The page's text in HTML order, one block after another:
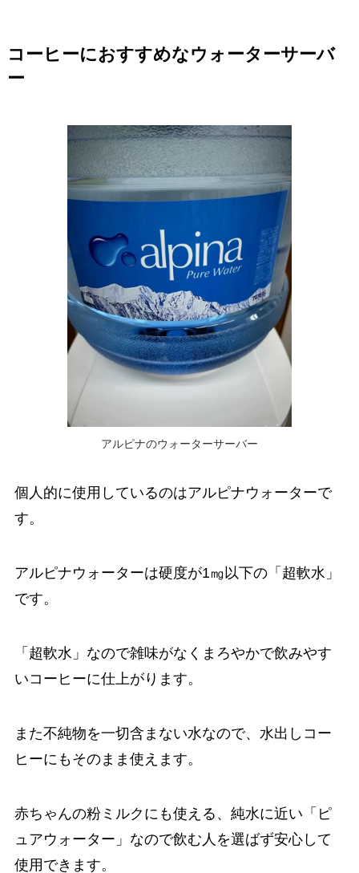
コーヒーにおすすめなウォーターサーバ
ー
アルピナのウォーターサーバー
個人的に使用しているのはアルピナウォーターで
す。
アルピナウォーターは硬度が1㎎以下の「超軟水」
です。
「超軟水」なので雑味がなくまろやかで飲みやす
いコーヒーに仕上がります。
また不純物を一切含まない水なので、水出しコー
ヒーにもそのまま使えます。
赤ちゃんの粉ミルクにも使える、純水に近い「ピ
ュアウォーター」なので飲む人を選ばず安心して
使用できます。